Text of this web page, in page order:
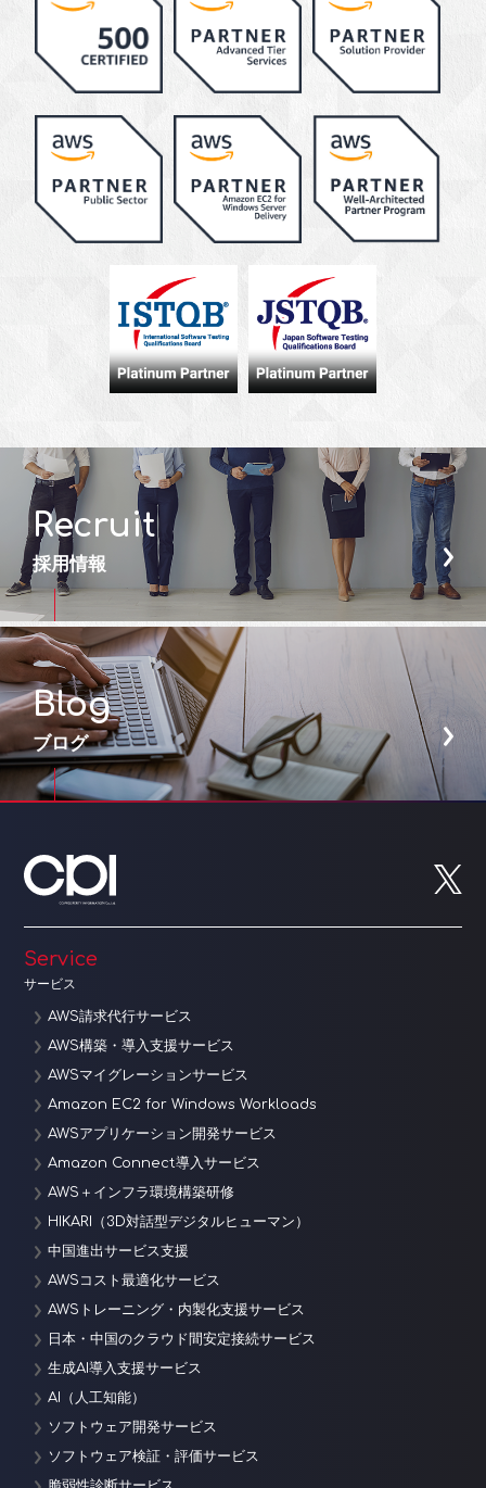
Recruit
採用情報
Blog
ブログ
Service
サービス
AWS請求代行サービス
AWS構築・導入支援サービス
AWSマイグレーションサービス
Amazon EC2 for Windows Workloads
AWSアプリケーション開発サービス
Amazon Connect導入サービス
AWS＋インフラ環境構築研修
HIKARI（3D対話型デジタルヒューマン）
中国進出サービス支援
AWSコスト最適化サービス
AWSトレーニング・内製化支援サービス
日本・中国のクラウド間安定接続サービス
生成AI導入支援サービス
AI（人工知能）
ソフトウェア開発サービス
ソフトウェア検証・評価サービス